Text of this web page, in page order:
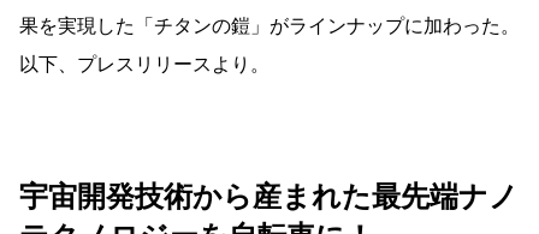
果を実現した「チタンの鎧」がラインナップに加わった。
以下、プレスリリースより。
宇宙開発技術から産まれた最先端ナノ